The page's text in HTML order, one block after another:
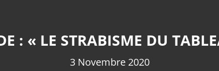
: « LE STRABISME DU
3 Novembre 2020